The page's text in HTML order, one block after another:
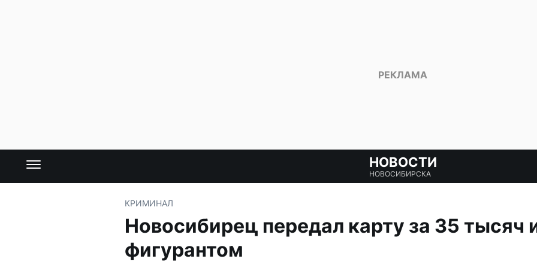
НОВОСТИ
НОВОСИБИРСКА
КРИМИНАЛ
Новосибирец передал карту за 35 тысяч
фигурантом